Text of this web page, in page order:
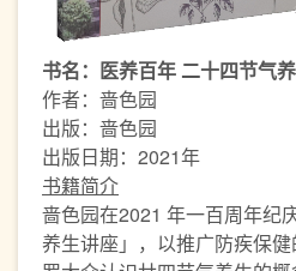
书名：医养百年 二十四节气
作者：啬色园
出版：啬色园
出版日期：2021年
书籍简介
啬色园在2021 年一百周年纪
养生讲座」，以推广防疾保